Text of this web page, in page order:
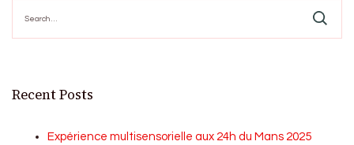
for:
Recent Posts
Expérience multisensorielle aux 24h du Mans 2025